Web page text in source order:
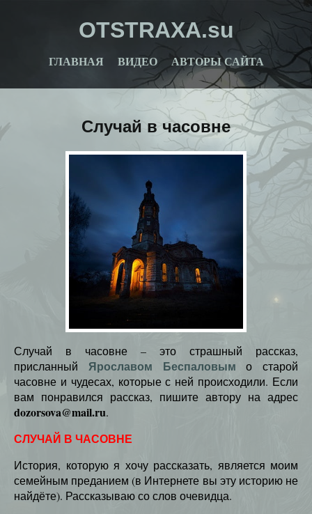
OTSTRAXA.su
ГЛАВНАЯ ВИДЕО АВТОРЫ САЙТА
Случай в часовне
Случай в часовне – это страшный рассказ,
присланный Ярославом Беспаловым о старой
часовне и чудесах, которые с ней происходили. Если
вам понравился рассказ, пишите автору на адрес
dozorsova@mail.ru.
СЛУЧАЙ В ЧАСОВНЕ
История, которую я хочу рассказать, является моим
семейным преданием (в Интернете вы эту историю не
найдёте). Рассказываю со слов очевидца.